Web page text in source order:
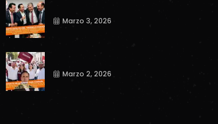
Marzo 3, 2026
Marzo 2, 2026